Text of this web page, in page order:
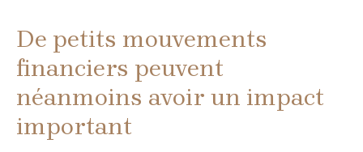
De petits mouvements
financiers peuvent
néanmoins avoir un impact
important